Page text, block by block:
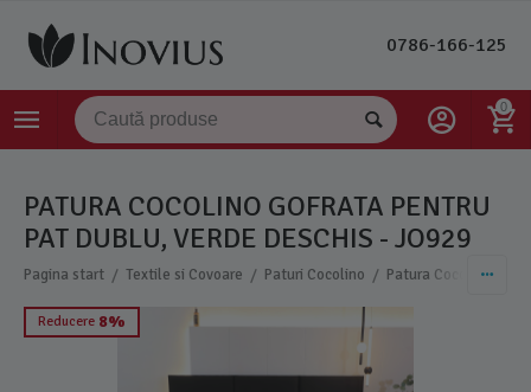
0786-166-125
0
PATURA COCOLINO GOFRATA PENTRU
PAT DUBLU, VERDE DESCHIS - JO929
Pagina start / Textile si Covoare / Paturi Cocolino / Patura Cocolino Uni
Reducere 8%